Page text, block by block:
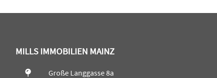
MILLS IMMOBILIEN MAINZ
Große Langgasse 8a